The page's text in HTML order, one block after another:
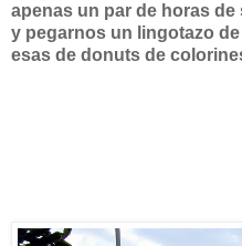
apenas un par de horas
y pegarnos un lingotazo
esas de donuts de